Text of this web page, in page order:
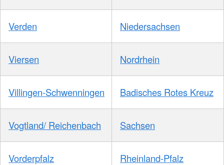
Verden Niedersachsen
Viersen Nordrhein
Villingen-Schwenningen Badisches Rotes Kreuz
Vogtland/ Reichenbach Sachsen
Vorderpfalz Rheinland-Pfalz